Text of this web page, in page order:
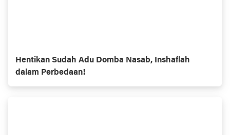
Hentikan Sudah Adu Domba Nasab, Inshaflah
dalam Perbedaan!